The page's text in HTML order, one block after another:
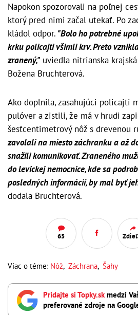
Napokon spozorovali na poľnej
ktorý pred nimi začal utekať. Po
kládol odpor. "Bolo ho potrebné
krku policajti všimli krv. Preto
zranený," uviedla nitrianska
Božena Bruchterová.
Ako doplnila, zasahujúci policajti
pulóver a zistili, že má v hrudi
šesťcentimetrový nôž s drevenou
zavolali na miesto záchranku a až
snažili komunikovať. Zraneného
do levickej nemocnice, kde sa
posledných informácií, by mal byť
dodala Bruchterová.
65
Viac o téme: Nôž, Záchrana, Šahy
Pridajte si Topky.skmedzi
preferované zdroje na